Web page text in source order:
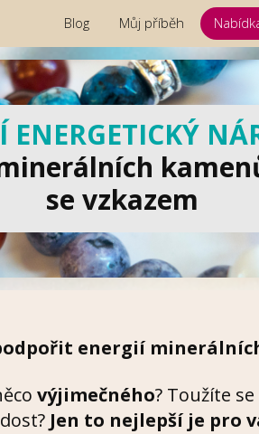
Blog Můj příběh
ENERGETICKÝ
se vzkazem
energií
výjimečného? Toužíte
Jen to nejlepší je pro